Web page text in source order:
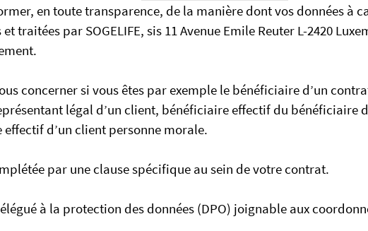
en toute transparence, de la manière dont vos données à
traitées par SOGELIFE, sis 11 Avenue Emile Reuter L-2420
concerner si vous êtes par exemple le bénéficiaire d’un
légal d’un client, bénéficiaire effectif du bénéficiaire
effectif d’un client personne morale.
par une clause spécifique au sein de votre contrat.
à la protection des données (DPO) joignable aux